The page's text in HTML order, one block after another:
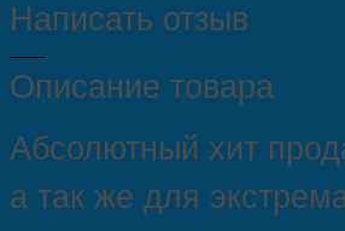
Написать отзыв
Описание товара
Абсолютный хит
а так же для